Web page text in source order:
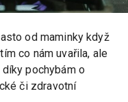
od maminky když
co nám uvařila, ale
pochybám o
či zdravotní